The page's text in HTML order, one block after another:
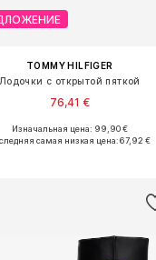
TOMMY HILFIGER
Лодочки с открытой пяткой
76,41 €
размеры: 37, 38, 39, 40, 41
Изначальная цена: 99,90 €
самая низкая цена:67,92 €